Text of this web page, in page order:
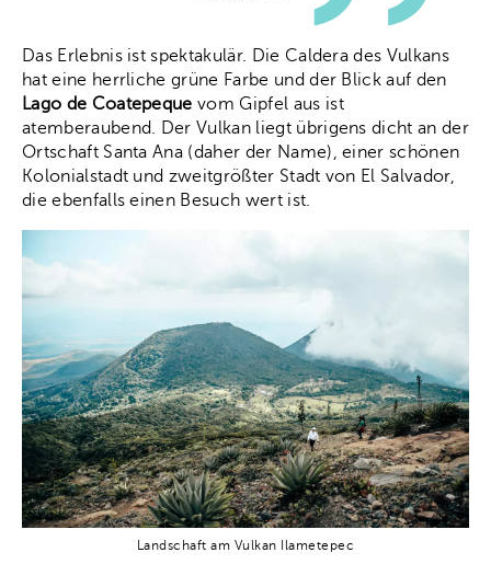
Das Erlebnis ist spektakulär. Die Caldera des Vulkans
hat eine herrliche grüne Farbe und der Blick auf den
Lago de Coatepeque vom Gipfel aus ist
atemberaubend. Der Vulkan liegt übrigens dicht an der
Ortschaft Santa Ana (daher der Name), einer schönen
Kolonialstadt und zweitgrößter Stadt von El Salvador,
die ebenfalls einen Besuch wert ist.
Landschaft am Vulkan Ilametepec